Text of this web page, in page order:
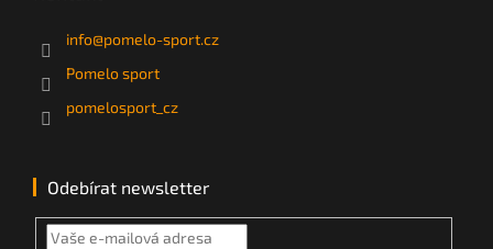
info@pomelo-sport.cz
Pomelo sport
pomelosport_cz
Odebírat newsletter